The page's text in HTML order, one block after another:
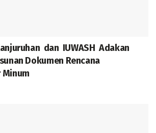
dan IUWASH Adakan
Dokumen Rencana
Minum